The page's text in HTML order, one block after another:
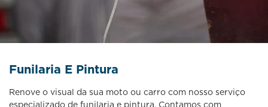
Funilaria E Pintura
Renove o visual da sua moto ou carro com nosso serviço
especializado de funilaria e pintura. Contamos com